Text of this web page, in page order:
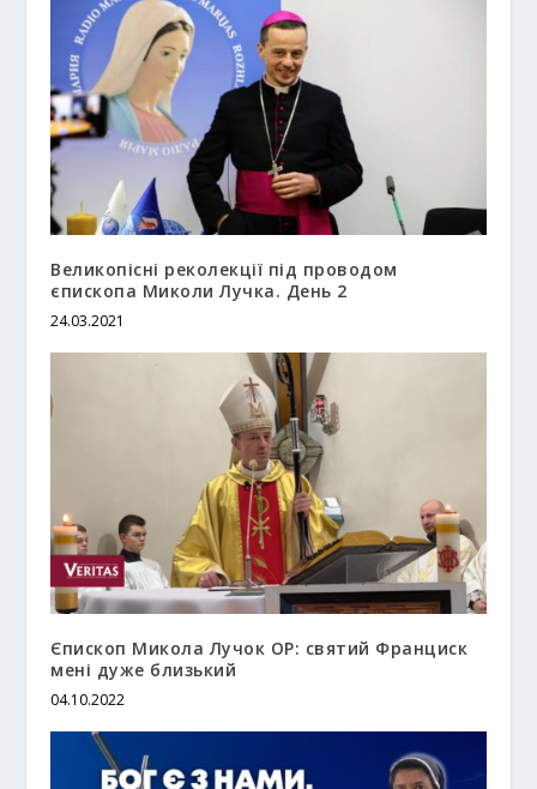
Великопісні реколекції під проводом
єпископа Миколи Лучка. День 2
24.03.2021
Єпископ Микола Лучок OP: святий Франциск
мені дуже близький
04.10.2022